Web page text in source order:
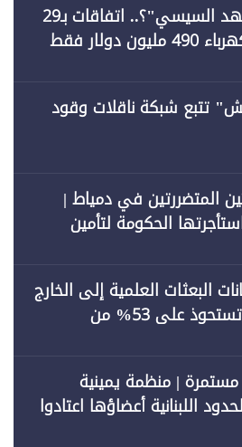
أين ذهبت قروض "عهد السيسي"؟.. اتفاقات بـ29
مليار دولار لقطاع الكهرباء 490 مليون دولار فقط
تتبع شبكة ناقلات وقود
المتضررتين في دمياط |
الحكومة لتأمين
البعثات العلمية إلى الخارج
| 6 جامعات حكومية تستحوذ على 53% من
| منظمة يمينية
اللبنانية أعضاؤها اعتادوا